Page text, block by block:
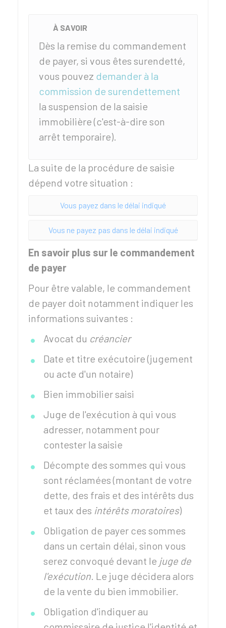
À SAVOIR
Dès la remise du commandement
de payer, si vous êtes surendetté,
vous pouvez demander à la
commission de surendettement
la suspension de la saisie
immobilière (c'est-à-dire son
arrêt temporaire).
La suite de la procédure de saisie
dépend votre situation :
Vous payez dans le délai indiqué
Vous ne payez pas dans le délai indiqué
En savoir plus sur le commandement
de payer
Pour être valable, le commandement
de payer doit notamment indiquer les
informations suivantes :
Avocat du créancier
Date et titre exécutoire (jugement
ou acte d'un notaire)
Bien immobilier saisi
Juge de l'exécution à qui vous
adresser, notamment pour
contester la saisie
Décompte des sommes qui vous
sont réclamées (montant de votre
dette, des frais et des intérêts dus
et taux des intérêts moratoires)
Obligation de payer ces sommes
dans un certain délai, sinon vous
serez convoqué devant le juge de
l'exécution. Le juge décidera alors
de la vente du bien immobilier.
Obligation d'indiquer au